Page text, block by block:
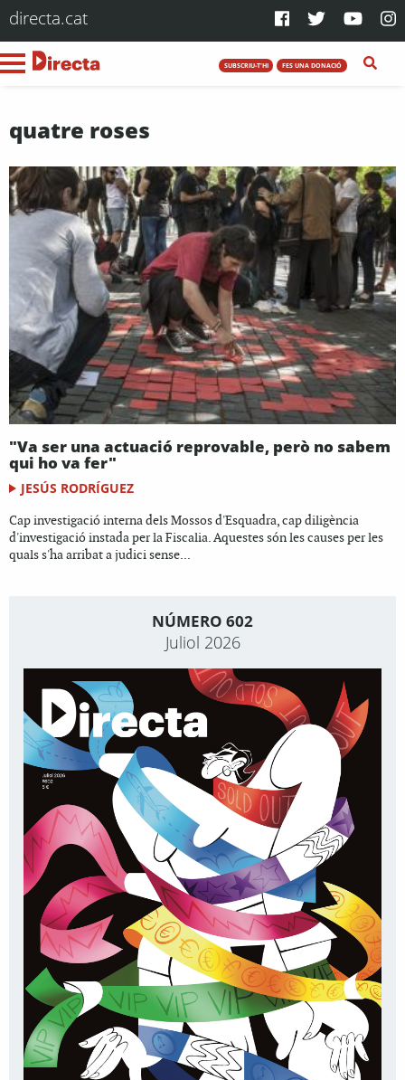
directa.cat
SUBSCRIU-T'HI FES UNA DONACIÓ
quatre roses
"Va ser una actuació reprovable, però no sabem
qui ho va fer"
JESÚS RODRÍGUEZ
Cap investigació interna dels Mossos d'Esquadra, cap diligència
d'investigació instada per la Fiscalia. Aquestes són les causes per les
quals s'ha arribat a judici sense...
NÚMERO 602
Juliol 2026